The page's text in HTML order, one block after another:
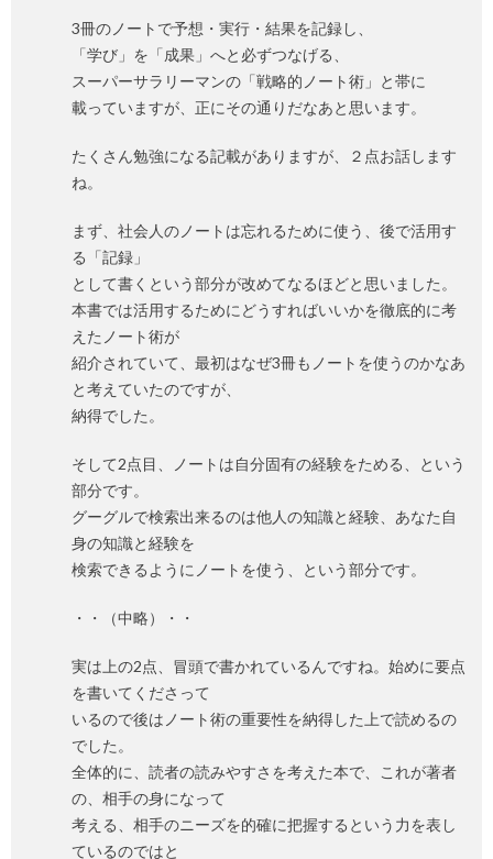
3冊のノートで予想・実行・結果を記録し、
「学び」を「成果」へと必ずつなげる、
スーパーサラリーマンの「戦略的ノート術」と帯に
載っていますが、正にその通りだなあと思います。
たくさん勉強になる記載がありますが、２点お話します
ね。
まず、社会人のノートは忘れるために使う、後で活用す
る「記録」
として書くという部分が改めてなるほどと思いました。
本書では活用するためにどうすればいいかを徹底的に考
えたノート術が
紹介されていて、最初はなぜ3冊もノートを使うのかなあ
と考えていたのですが、
納得でした。
そして2点目、ノートは自分固有の経験をためる、という
部分です。
グーグルで検索出来るのは他人の知識と経験、あなた自
身の知識と経験を
検索できるようにノートを使う、という部分です。
・・（中略）・・
実は上の2点、冒頭で書かれているんですね。始めに要点
を書いてくださって
いるので後はノート術の重要性を納得した上で読めるの
でした。
全体的に、読者の読みやすさを考えた本で、これが著者
の、相手の身になって
考える、相手のニーズを的確に把握するという力を表し
ているのではと